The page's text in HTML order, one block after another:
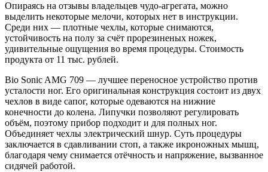
Опираясь на отзывы владельцев чудо-агрегата, можно
выделить некоторые мелочи, которых нет в инструкции.
Среди них — плотные чехлы, которые снимаются,
устойчивость на полу за счёт прорезиненых ножек,
удивительные ощущения во время процедуры. Стоимость
продукта от 11 тыс. рублей.
Bio Sonic AMG 709 — лучшее переносное устройство против
усталости ног. Его оригинальная конструкция состоит из двух
чехлов в виде сапог, которые одеваются на нижние
конечности до колена. Липучки позволяют регулировать
объём, поэтому прибор подходит и для полных ног.
Объединяет чехлы электрический шнур. Суть процедуры
заключается в сдавливании стоп, а также икроножных мышц,
благодаря чему снимается отёчность и напряжение, вызванное
сидячей работой.